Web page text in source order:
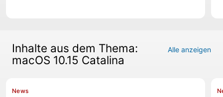
Inhalte aus dem Thema:
macOS 10.15 Catalina
Alle anzeigen
News